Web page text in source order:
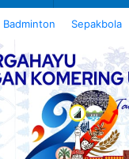
Badminton Sepakbola